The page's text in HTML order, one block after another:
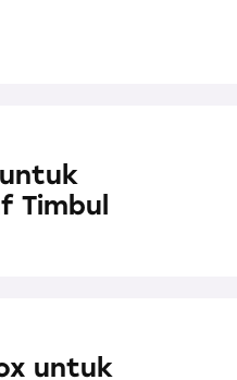
Timbul
untuk